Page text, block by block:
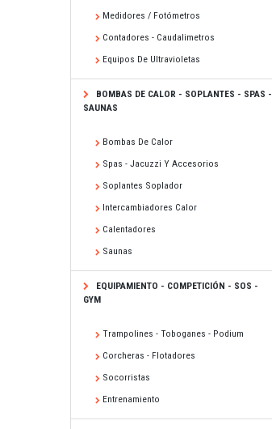
Medidores / Fotómetros
Contadores - Caudalimetros
Equipos De Ultravioletas
BOMBAS DE CALOR - SOPLANTES - SPAS -
SAUNAS
Bombas De Calor
Spas - Jacuzzi Y Accesorios
Soplantes Soplador
Intercambiadores Calor
Calentadores
Saunas
EQUIPAMIENTO - COMPETICIÓN - SOS -
GYM
Trampolines - Toboganes - Podium
Corcheras - Flotadores
Socorristas
Entrenamiento